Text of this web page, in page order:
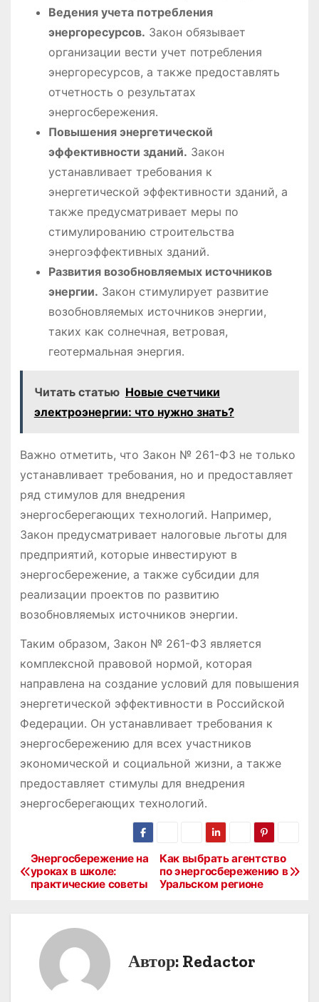
Ведения учета потребления
энергоресурсов․ Закон обязывает
организации вести учет потребления
энергоресурсов, а также предоставлять
отчетность о результатах
энергосбережения․
Повышения энергетической
эффективности зданий․ Закон
устанавливает требования к
энергетической эффективности зданий, а
также предусматривает меры по
стимулированию строительства
энергоэффективных зданий․
Развития возобновляемых источников
энергии․ Закон стимулирует развитие
возобновляемых источников энергии,
таких как солнечная, ветровая,
геотермальная энергия․
Читать статью Новые счетчики
электроэнергии: что нужно знать?
Важно отметить, что Закон № 261-ФЗ не только
устанавливает требования, но и предоставляет
ряд стимулов для внедрения
энергосберегающих технологий․ Например,
Закон предусматривает налоговые льготы для
предприятий, которые инвестируют в
энергосбережение, а также субсидии для
реализации проектов по развитию
возобновляемых источников энергии․
Таким образом, Закон № 261-ФЗ является
комплексной правовой нормой, которая
направлена на создание условий для повышения
энергетической эффективности в Российской
Федерации․ Он устанавливает требования к
энергосбережению для всех участников
экономической и социальной жизни, а также
предоставляет стимулы для внедрения
энергосберегающих технологий․
Н
Как выбрать агентство
по энергосбережению в
Уральском регионе
Энергосбережение на
уроках в школе:
практические советы
Автор: Redactor